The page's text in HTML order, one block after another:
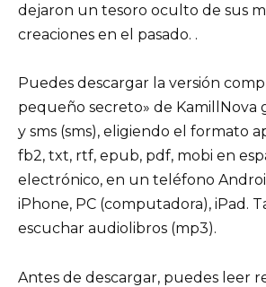
dejaron un tesoro oculto de sus
creaciones en el pasado. .
Puedes descargar la versión
pequeño secreto» de KamillNova
y sms (sms), eligiendo el formato
fb2, txt, rtf, epub, pdf, mobi en
electrónico, en un teléfono
iPhone, PC (computadora), iPad.
escuchar audiolibros (mp3).
Antes de descargar, puedes leer